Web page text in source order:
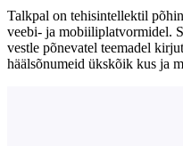
Talkpal on tehisintellektil
veebi- ja mobiiliplatvormidel.
vestle põnevatel teemadel
häälsõnumeid ükskõik kus ja